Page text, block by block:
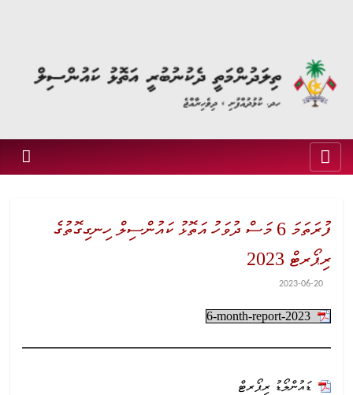
ފުރަތަމަ 6 މަސް ދުވަހު އަތޮޅު ކައުންސިލް ހިނގިގޮތުގެ
ރިޕޯރޓް 2023
2023-06-20
6-month-report-2023
ޑައުންލޯޑު ރިޕޯރޓް